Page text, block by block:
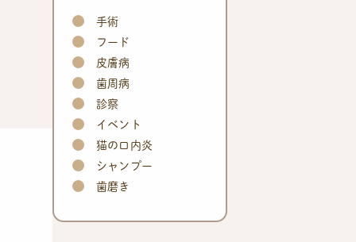
手術
フード
皮膚病
歯周病
診察
イベント
猫の口内炎
シャンプー
歯磨き